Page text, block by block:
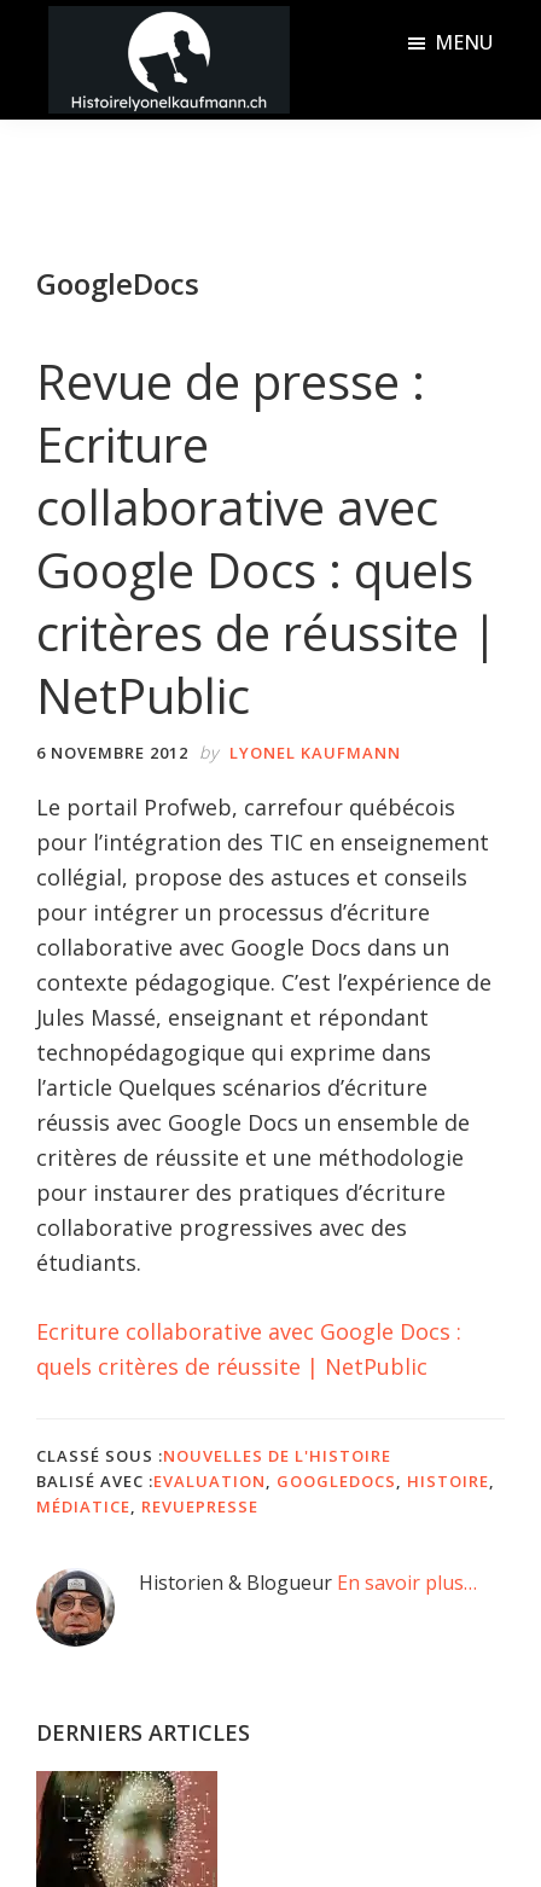
principal
barreHistoire
MENU
GoogleDocs
Revue de presse :
Ecriture
collaborative avec
Google Docs : quels
critères de réussite |
NetPublic
6 NOVEMBRE 2012 by LYONEL KAUFMANN
Le portail Profweb, carrefour québécois
pour l’intégration des TIC en enseignement
collégial, propose des astuces et conseils
pour intégrer un processus d’écriture
collaborative avec Google Docs dans un
contexte pédagogique. C’est l’expérience de
Jules Massé, enseignant et répondant
technopédagogique qui exprime dans
l’article Quelques scénarios d’écriture
réussis avec Google Docs un ensemble de
critères de réussite et une méthodologie
pour instaurer des pratiques d’écriture
collaborative progressives avec des
étudiants.
Ecriture collaborative avec Google Docs :
quels critères de réussite | NetPublic
CLASSÉ SOUS :NOUVELLES DE L'HISTOIRE
BALISÉ AVEC :EVALUATION GOOGLEDOCS HISTOIRE
MÉDIATICE
REVUEPRESSE
Barre
latérale
Historien & Blogueur En savoir plus…
DERNIERS ARTICLES